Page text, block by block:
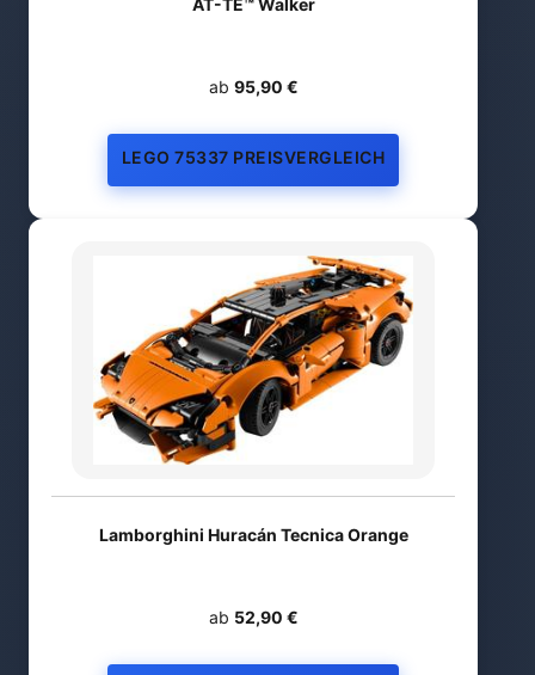
AT-TE™ Walker
ab 95,90 €
LEGO 75337 PREISVERGLEICH
Lamborghini Huracán Tecnica Orange
ab 52,90 €